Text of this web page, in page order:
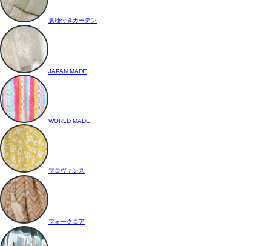
裏地付きカーテン
JAPAN MADE
WORLD MADE
プロヴァンス
フォークロア